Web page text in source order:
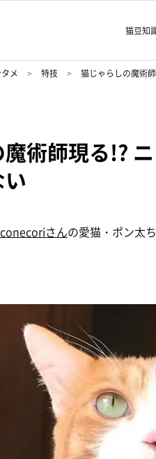
猫豆知
メ 特技 猫じゃらしの魔術
術師現る!?
さんの愛猫・ポン太